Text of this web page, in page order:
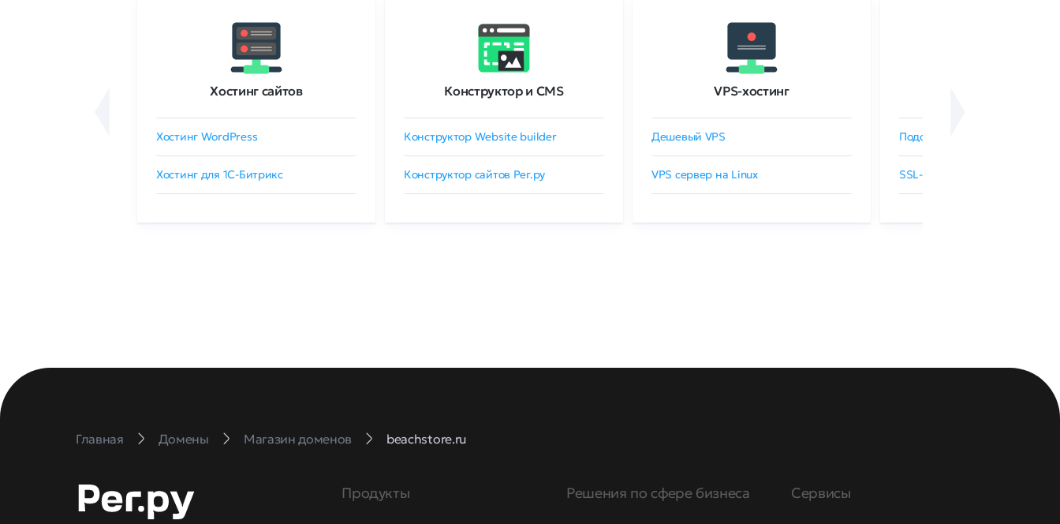
Хостинг сайтов
Хостинг WordPress
Хостинг для 1C-Битрикс
Конструктор и CMS
Конструктор Website builder
Конструктор сайтов Рег.ру
VPS-хостинг
Дешевый VPS
VPS сервер на Linux
Подобрать SSL-сертификат
SSL-сертификаты GlobalSign
Главная Домены Магазин доменов beachstore.ru
Продукты Решения по сфере бизнеса Сервисы